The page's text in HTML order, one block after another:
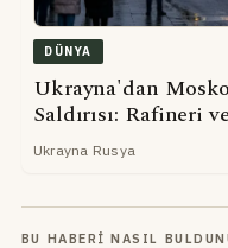
DÜNYA
Ukrayna'dan
Saldırısı: Rafineri
Ukrayna Rusya
BU HABERI NASIL